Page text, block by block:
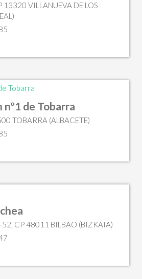
13320 VILLANUEVA DE LOS
de Tobarra
TOBARRA (ALBACETE)
CP 48011 BILBAO (BIZKAIA)